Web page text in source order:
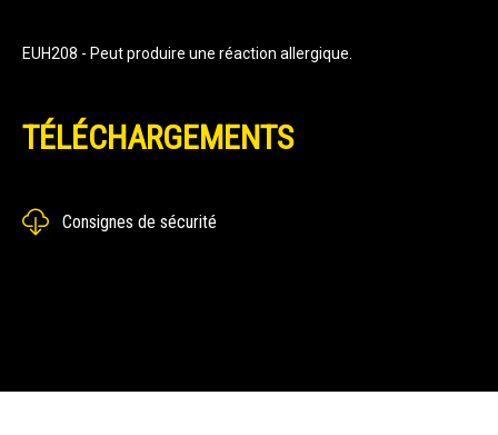
EUH208 - Peut produire une réaction allergique.
TÉLÉCHARGEMENTS
Consignes de sécurité